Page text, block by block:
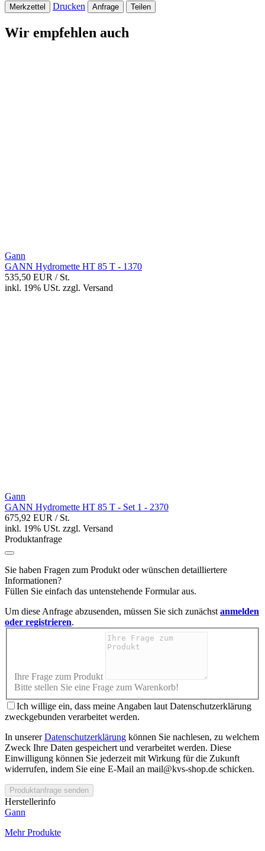
Merkzettel Drucken Anfrage Teilen
Wir empfehlen auch
Gann
GANN Hydromette HT 85 T - 1370
535,50 EUR / St.
inkl. 19% USt. zzgl. Versand
Gann
GANN Hydromette HT 85 T - Set 1 - 2370
675,92 EUR / St.
inkl. 19% USt. zzgl. Versand
Produktanfrage
Sie haben Fragen zum Produkt oder wünschen detailliertere
Informationen?
Füllen Sie einfach das untenstehende Formular aus.
Um diese Anfrage abzusenden, müssen Sie sich zunächst anmelden
oder registrieren.
Ihre Frage zum Produkt
Bitte stellen Sie eine Frage zum Warenkorb!
Ich willige ein, dass meine Angaben laut Datenschutzerklärung
zweckgebunden verarbeitet werden.
In unsererDatenschutzerklärung können Sie nachlesen, zu welchem
Zweck Ihre Daten gespeichert und verarbeitet werden. Diese
Einwilligung können Sie jederzeit mit Wirkung für die Zukunft
widerrufen, indem Sie eine E-Mail an mail@kvs-shop.de schicken.
Produktanfrage senden
Herstellerinfo
Gann
Mehr Produkte